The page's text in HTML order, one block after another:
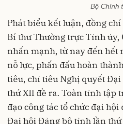
Bộ Chính
Phát biểu kết luận, đồng
Bí thư Thường trực Tỉnh
nhấn mạnh, từ nay đến hết
nỗ lực, phấn đấu hoàn
tiêu, chỉ tiêu Nghị quyết
thứ XII đề ra. Toàn tỉnh tập
đạo công tác tổ chức đại
Đại hội Đảng bộ tỉnh lần thứ